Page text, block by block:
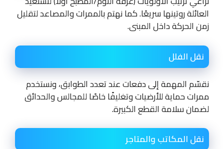
العائلة روتينها سريعًا. كما نهتم بالممرات والمصاعد لتقليل
زمن الحركة داخل المبنى.
نقل الفلل
نقسّم المهمة إلى دفعات عند تعدد الطوابق، ونستخدم
ممرات حماية للأرضيات وتغليفًا خاصًا للمجالس والحدائق
لضمان سلامة القطع الكبيرة.
نقل المكاتب والمتاجر